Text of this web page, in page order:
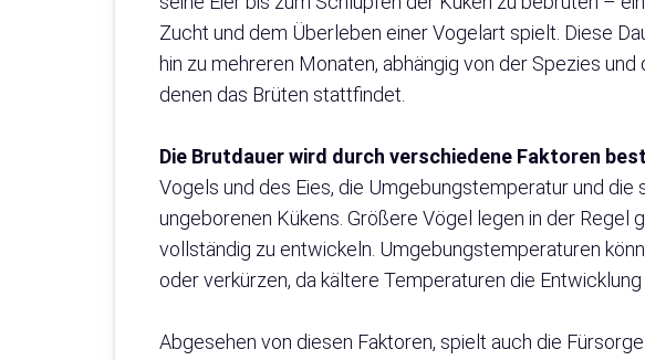
Zucht und dem Überleben einer Vogelart spielt. Diese
hin zu mehreren Monaten, abhängig von der Spezies
denen das Brüten stattfindet.
Die Brutdauer wird durch verschiedene Faktoren
Vogels und des Eies, die Umgebungstemperatur und
ungeborenen Kükens. Größere Vögel legen in der Regel
vollständig zu entwickeln. Umgebungstemperaturen
oder verkürzen, da kältere Temperaturen die
Abgesehen von diesen Faktoren, spielt auch die